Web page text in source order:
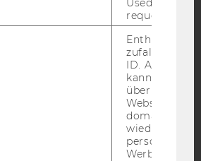
SOCIAL MEDIA
UND STUDIERENDE
Barrierefreiheitserklärung
Used to
request rate.
Enthält eine
ID. Anhand
kann Google
über
Websites
Werbung